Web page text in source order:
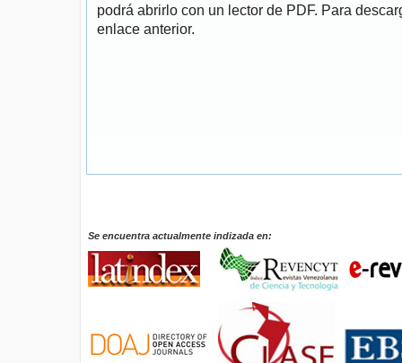
podrá abrirlo con un lector de PDF. Para
enlace anterior.
Se encuentra actualmente indizada en: